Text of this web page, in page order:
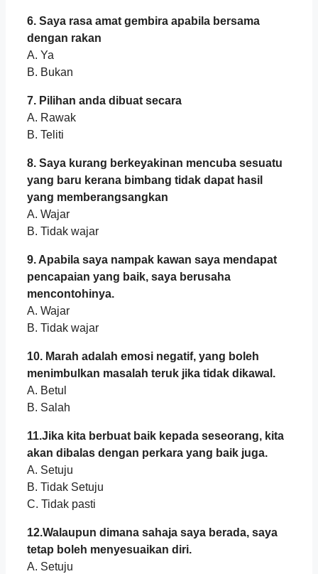
6. Saya rasa amat gembira apabila bersama
dengan rakan
A. Ya
B. Bukan
7. Pilihan anda dibuat secara
A. Rawak
B. Teliti
8. Saya kurang berkeyakinan mencuba sesuatu
yang baru kerana bimbang tidak dapat hasil
yang memberangsangkan
A. Wajar
B. Tidak wajar
9. Apabila saya nampak kawan saya mendapat
pencapaian yang baik, saya berusaha
mencontohinya.
A. Wajar
B. Tidak wajar
10. Marah adalah emosi negatif, yang boleh
menimbulkan masalah teruk jika tidak dikawal.
A. Betul
B. Salah
11.Jika kita berbuat baik kepada seseorang, kita
akan dibalas dengan perkara yang baik juga.
A. Setuju
B. Tidak Setuju
C. Tidak pasti
12.Walaupun dimana sahaja saya berada, saya
tetap boleh menyesuaikan diri.
A. Setuju